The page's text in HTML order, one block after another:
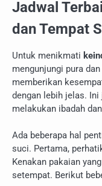
Jadwal
dan Tempat
Untuk menikmati
mengunjungi pura
memberikan
dengan lebih jelas.
melakukan ibadah
Ada beberapa hal
suci. Pertama,
Kenakan pakaian
setempat. Berikut